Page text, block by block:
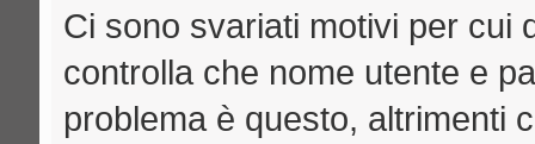
Ci sono svariati motivi per cui
controlla che nome utente e
problema è questo, altrimenti